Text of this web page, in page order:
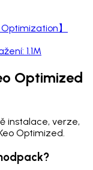
】
1.1M
Optimized
instalace, verze,
Optimized.